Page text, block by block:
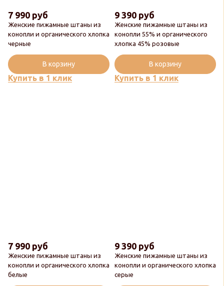
Женские пижамные штаны из
конопли и органического хлопка
черные
7 990 руб
Купить в 1 клик
В корзину
Женские пижамные штаны из
конопли 55% и органического
хлопка 45% розовые
9 390 руб
Купить в 1 клик
В корзину
Женские пижамные штаны из
конопли и органического хлопка
белые
7 990 руб
Женские пижамные штаны из
конопли и органического хлопка
серые
9 390 руб